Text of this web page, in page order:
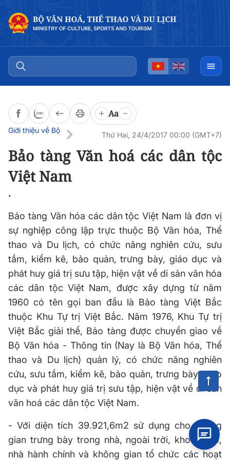
Aa
Giới thiệu về Bộ
Thứ Hai, 24/4/2017 00:00 (GMT+7)
Bảo tàng Văn hoá các dân tộc
Việt Nam
.
Bảo tàng Văn hóa các dân tộc Việt Nam là đơn vị
sự nghiệp công lập trực thuộc Bộ Văn hóa, Thể
thao và Du lịch, có chức năng nghiên cứu, sưu
tầm, kiểm kê, bảo quản, trưng bày, giáo dục và
phát huy giá trị sưu tập, hiện vật về di sản văn hóa
các dân tộc Việt Nam, được xây dựng từ năm
1960 có tên gọi ban đầu là Bảo tàng Việt Bắc
thuộc Khu Tự trị Việt Bắc. Năm 1976, Khu Tự trị
Việt Bắc giải thể, Bảo tàng được chuyển giao về
Bộ Văn hóa - Thông tin (Nay là Bộ Văn hóa, Thể
thao và Du lịch) quản lý, có chức năng nghiên
cứu, sưu tầm, kiểm kê, bảo quản, trưng bày, giáo
dục và phát huy giá trị sưu tập, hiện vật về di sản
văn hoá các dân tộc Việt Nam.
- Với diện tích 39.921,6m2 sử dụng cho không
gian trưng bày trong nhà, ngoài trời, kho cơ sở,
nhà hành chính và không gian tổ chức các hoạt
Đọc bài